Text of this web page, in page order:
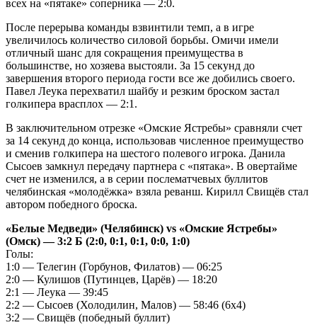
всех на «пятаке» соперника — 2:0.
После перерыва команды взвинтили темп, а в игре
увеличилось количество силовой борьбы. Омичи имели
отличный шанс для сокращения преимущества в
большинстве, но хозяева выстояли. За 15 секунд до
завершения второго периода гости все же добились своего.
Павел Леука перехватил шайбу и резким броском застал
голкипера врасплох — 2:1.
В заключительном отрезке «Омские Ястребы» сравняли счет
за 14 секунд до конца, использовав численное преимущество
и сменив голкипера на шестого полевого игрока. Данила
Сысоев замкнул передачу партнера с «пятака». В овертайме
счет не изменился, а в серии послематчевых буллитов
челябинская «молодёжка» взяла реванш. Кирилл Свищёв стал
автором победного броска.
«Белые Медведи» (Челябинск) vs «Омские Ястребы»
(Омск) — 3:2 Б (2:0, 0:1, 0:1, 0:0, 1:0)
Голы:
1:0 — Телегин (Горбунов, Филатов) — 06:25
2:0 — Кулишов (Путинцев, Царёв) — 18:20
2:1 — Леука — 39:45
2:2 — Сысоев (Холодилин, Малов) — 58:46 (6x4)
3:2 — Свищёв (победный буллит)